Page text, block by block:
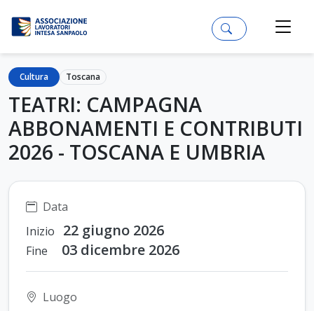
Cultura Toscana
TEATRI: CAMPAGNA
ABBONAMENTI E CONTRIBUTI
2026 - TOSCANA E UMBRIA
Data
Inizio
22 giugno 2026
Fine 03 dicembre 2026
Luogo